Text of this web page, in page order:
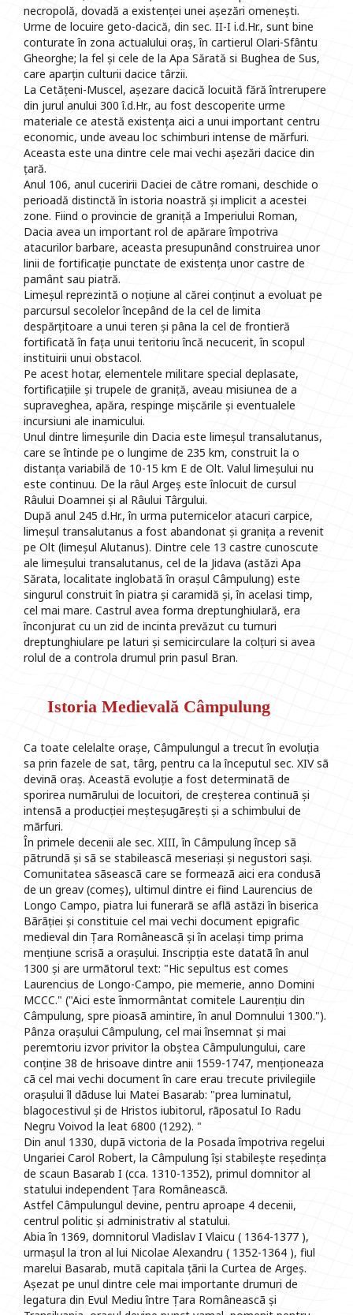
necropolă, dovadă a existenței unei așezări omenești.
Urme de locuire geto-dacică, din sec. II-I i.d.Hr., sunt bine
conturate în zona actualului oraș, în cartierul Olari-Sfântu
Gheorghe; la fel și cele de la Apa Sărată si Bughea de Sus,
care aparțin culturii dacice târzii.
La Cetățeni-Muscel, așezare dacică locuită fără întrerupere
din jurul anului 300 î.d.Hr., au fost descoperite urme
materiale ce atestă existența aici a unui important centru
economic, unde aveau loc schimburi intense de mărfuri.
Aceasta este una dintre cele mai vechi așezări dacice din
țară.
Anul 106, anul cuceririi Daciei de către romani, deschide o
perioadă distinctă în istoria noastră și implicit a acestei
zone. Fiind o provincie de graniță a Imperiului Roman,
Dacia avea un important rol de apărare împotriva
atacurilor barbare, aceasta presupunând construirea unor
linii de fortificație punctate de existența unor castre de
pamânt sau piatră.
Limeșul reprezintă o noțiune al cărei conținut a evoluat pe
parcursul secolelor începând de la cel de limita
despărțitoare a unui teren și pâna la cel de frontieră
fortificată în fața unui teritoriu încă necucerit, în scopul
instituirii unui obstacol.
Pe acest hotar, elementele militare special deplasate,
fortificațiile și trupele de graniță, aveau misiunea de a
supraveghea, apăra, respinge mișcările și eventualele
incursiuni ale inamicului.
Unul dintre limeșurile din Dacia este limeșul transalutanus,
care se întinde pe o lungime de 235 km, construit la o
distanța variabilă de 10-15 km E de Olt. Valul limeșului nu
este continuu. De la râul Argeș este înlocuit de cursul
Râului Doamnei și al Râului Târgului.
După anul 245 d.Hr., în urma puternicelor atacuri carpice,
limeșul transalutanus a fost abandonat și granița a revenit
pe Olt (limeșul Alutanus). Dintre cele 13 castre cunoscute
ale limeșului transalutanus, cel de la Jidava (astăzi Apa
Sărata, localitate inglobată în orașul Câmpulung) este
singurul construit în piatra și caramidă și, în acelasi timp,
cel mai mare. Castrul avea forma dreptunghiulară, era
înconjurat cu un zid de incinta prevăzut cu turnuri
dreptunghiulare pe laturi și semicirculare la colțuri si avea
rolul de a controla drumul prin pasul Bran.
Istoria Medievală Câmpulung
Ca toate celelalte orașe, Câmpulungul a trecut în evoluția
sa prin fazele de sat, târg, pentru ca la începutul sec. XIV sã
devinã oraș. Aceastã evoluție a fost determinatã de
sporirea numãrului de locuitori, de creșterea continuã și
intensã a producției meșteșugãrești și a schimbului de
mãrfuri.
În primele decenii ale sec. XIII, în Câmpulung încep sã
pãtrundã și sã se stabileascã meseriași și negustori sași.
Comunitatea sãseascã care se formeazã aici era condusã
de un greav (comeș), ultimul dintre ei fiind Laurencius de
Longo Campo, piatra lui funerarã se aflã astãzi în biserica
Bãrãției și constituie cel mai vechi document epigrafic
medieval din Țara Româneascã și în același timp prima
mențiune scrisã a orașului. Inscripția este datatã în anul
1300 și are urmãtorul text: "Hic sepultus est comes
Laurencius de Longo-Campo, pie memerie, anno Domini
MCCC." ("Aici este înmormântat comitele Laurențiu din
Câmpulung, spre pioasã amintire, în anul Domnului 1300.").
Pânza orașului Câmpulung, cel mai însemnat și mai
peremtoriu izvor privitor la obștea Câmpulungului, care
conține 38 de hrisoave dintre anii 1559-1747, menționeaza
cã cel mai vechi document în care erau trecute privilegiile
orașului îl dãduse lui Matei Basarab: "prea luminatul,
blagocestivul și de Hristos iubitorul, rãposatul Io Radu
Negru Voivod la leat 6800 (1292). "
Din anul 1330, dupã victoria de la Posada împotriva regelui
Ungariei Carol Robert, la Câmpulung își stabilește reședința
de scaun Basarab I (cca. 1310-1352), primul domnitor al
statului independent Țara Româneascã.
Astfel Câmpulungul devine, pentru aproape 4 decenii,
centrul politic și administrativ al statului.
Abia în 1369, domnitorul Vladislav I Vlaicu ( 1364-1377 ),
urmașul la tron al lui Nicolae Alexandru ( 1352-1364 ), fiul
marelui Basarab, mutã capitala țãrii la Curtea de Argeș.
Așezat pe unul dintre cele mai importante drumuri de
legatura din Evul Mediu între Țara Româneascã și